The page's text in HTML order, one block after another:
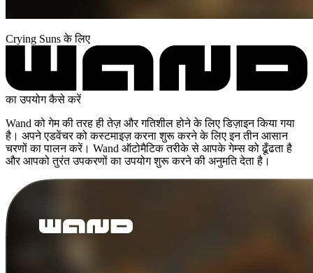
Crying Suns के लिए
का उपयोग कैसे करें
Wand को गेम की तरह ही तेज़ और गतिशील होने के लिए डिज़ाइन किया गया
है। अपने एडवेंचर को कस्टमाइज़ करना शुरू करने के लिए इन तीन आसान
चरणों का पालन करें। Wand ऑटोमैटिक तरीके से आपके गेम्स को ढूँढता है
और आपको तुरंत उपकरणों का उपयोग शुरू करने की अनुमति देता है।